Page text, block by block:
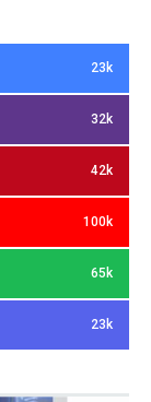
23k
32k
42k
100k
65k
23k